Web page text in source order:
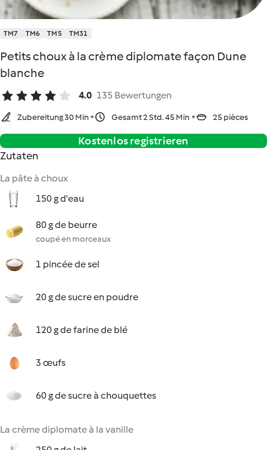
TM7 TM6 TM5 TM31
Petits choux à la crème diplomate façon Dune
blanche
4.0 135 Bewertungen
Zubereitung 30 Min Gesamt 2 Std. 45 Min 25 pièces
Kostenlos registrieren
Zutaten
La pâte à choux
150 g d'eau
80 g de beurre
coupé en morceaux
1 pincée de sel
20 g de sucre en poudre
120 g de farine de blé
3 œufs
60 g de sucre à chouquettes
La crème diplomate à la vanille